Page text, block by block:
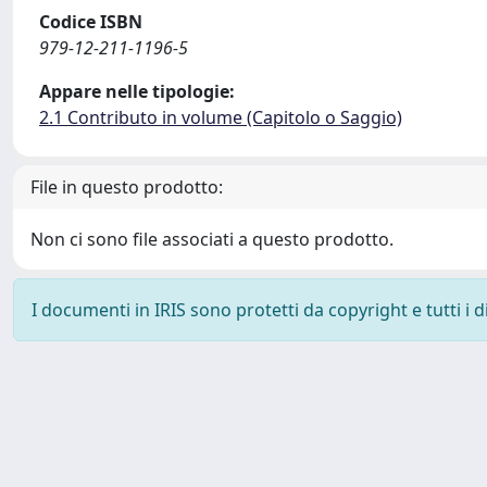
Codice ISBN
979-12-211-1196-5
Appare nelle tipologie:
2.1 Contributo in volume (Capitolo o Saggio)
File in questo prodotto:
Non ci sono file associati a questo prodotto.
I documenti in IRIS sono protetti da copyright e tutti i